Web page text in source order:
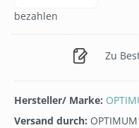
bezahlen
Zu
Hersteller/ Marke:
Versand durch: